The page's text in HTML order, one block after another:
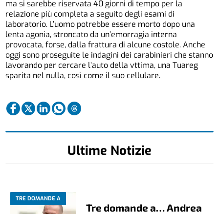
ma si sarebbe riservata 40 giorni di tempo per la
relazione più completa a seguito degli esami di
laboratorio. L’uomo potrebbe essere morto dopo una
lenta agonia, stroncato da un’emorragia interna
provocata, forse, dalla frattura di alcune costole. Anche
oggi sono proseguite le indagini dei carabinieri che stanno
lavorando per cercare l’auto della vttima, una Tuareg
sparita nel nulla, così come il suo cellulare.
Ultime Notizie
TRE DOMANDE A
Tre domande a… Andrea